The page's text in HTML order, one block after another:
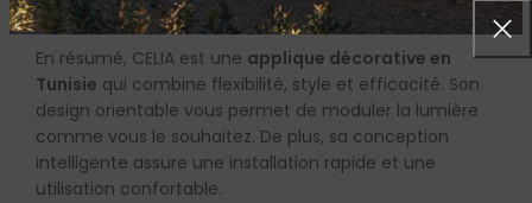
En résumé, CELIA est une applique décorative en
Tunisie qui combine flexibilité, style et efficacité. Son
design orientable vous permet de moduler la lumière
comme vous le souhaitez. De plus, sa conception
intelligente assure une installation rapide et une
utilisation confortable.